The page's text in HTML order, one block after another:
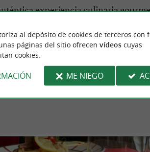
experiencia culinaria
de Bidart.
al depósito de cookies de terceros con
páginas del sitio ofrecen vídeoscuyas
cookies.
ME NIEGO